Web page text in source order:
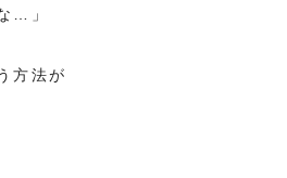
…」
方法が